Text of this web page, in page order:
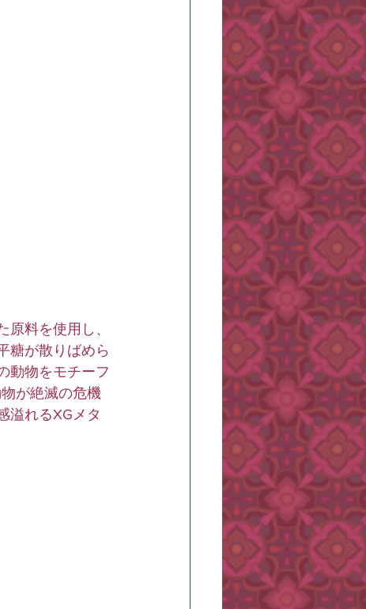
料を使用し、
糖が散りばめら
動物をモチーフ
が絶滅の危機
溢れるXGメタ